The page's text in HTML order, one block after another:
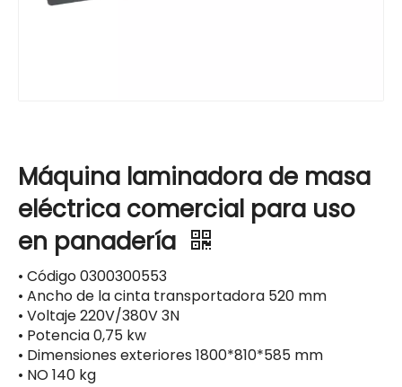
Máquina laminadora de masa
eléctrica comercial para uso
en panadería
• Código 0300300553
• Ancho de la cinta transportadora 520 mm
• Voltaje 220V/380V 3N
• Potencia 0,75 kw
• Dimensiones exteriores 1800*810*585 mm
• NO 140 kg